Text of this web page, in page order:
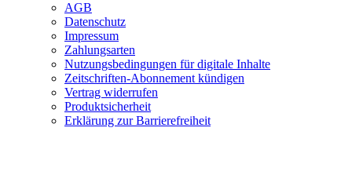
AGB
Datenschutz
Impressum
Zahlungsarten
Nutzungsbedingungen für digitale Inhalte
Zeitschriften-Abonnement kündigen
Vertrag widerrufen
Produktsicherheit
Erklärung zur Barrierefreiheit